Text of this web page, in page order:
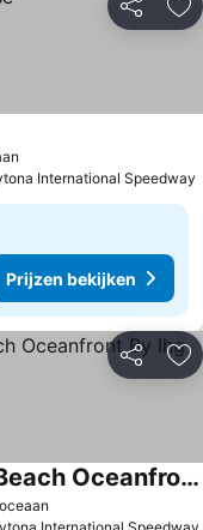
Delen
International Speedway
Prijzen bekijken
Delen
Holiday Inn Resort Daytona Beach Oceanfront By Ihg